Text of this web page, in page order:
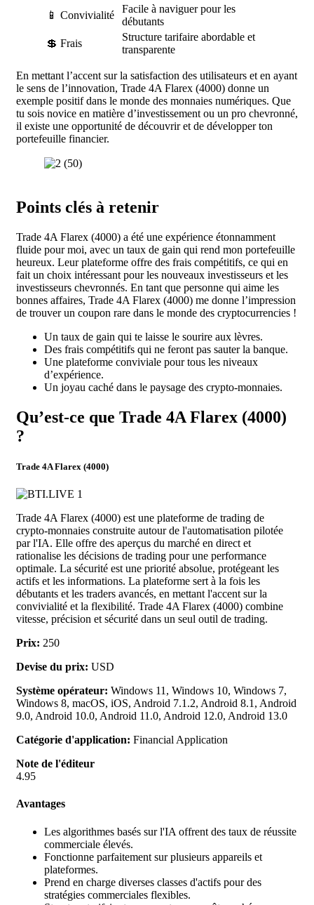
📱 Convivialité
Facile à naviguer pour les
débutants
💲 Frais
Structure tarifaire abordable et
transparente
En mettant l’accent sur la satisfaction des utilisateurs et en ayant
le sens de l’innovation, Trade 4A Flarex (4000) donne un
exemple positif dans le monde des monnaies numériques. Que
tu sois novice en matière d’investissement ou un pro chevronné,
il existe une opportunité de découvrir et de développer ton
portefeuille financier.
Points clés à retenir
Trade 4A Flarex (4000) a été une expérience étonnamment
fluide pour moi, avec un taux de gain qui rend mon portefeuille
heureux. Leur plateforme offre des frais compétitifs, ce qui en
fait un choix intéressant pour les nouveaux investisseurs et les
investisseurs chevronnés. En tant que personne qui aime les
bonnes affaires, Trade 4A Flarex (4000) me donne l’impression
de trouver un coupon rare dans le monde des cryptocurrencies !
Un taux de gain qui te laisse le sourire aux lèvres.
Des frais compétitifs qui ne feront pas sauter la banque.
Une plateforme conviviale pour tous les niveaux
d’expérience.
Un joyau caché dans le paysage des crypto-monnaies.
Qu’est-ce que Trade 4A Flarex (4000)
?
Trade 4A Flarex (4000)
Trade 4A Flarex (4000) est une plateforme de trading de
crypto-monnaies construite autour de l'automatisation pilotée
par l'IA. Elle offre des aperçus du marché en direct et
rationalise les décisions de trading pour une performance
optimale. La sécurité est une priorité absolue, protégeant les
actifs et les informations. La plateforme sert à la fois les
débutants et les traders avancés, en mettant l'accent sur la
convivialité et la flexibilité. Trade 4A Flarex (4000) combine
vitesse, précision et sécurité dans un seul outil de trading.
Prix: 250
Devise du prix: USD
Système opérateur: Windows 11, Windows 10, Windows 7,
Windows 8, macOS, iOS, Android 7.1.2, Android 8.1, Android
9.0, Android 10.0, Android 11.0, Android 12.0, Android 13.0
Catégorie d'application: Financial Application
Note de l'éditeur
4.95
Avantages
Les algorithmes basés sur l'IA offrent des taux de réussite
commerciale élevés.
Fonctionne parfaitement sur plusieurs appareils et
plateformes.
Prend en charge diverses classes d'actifs pour des
stratégies commerciales flexibles.